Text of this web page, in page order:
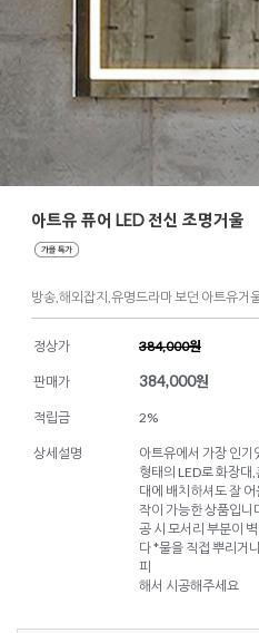
아트유 퓨어 LED 전신 조명거울
방송,해외잡지,유명드라마 보던 아트유거
정상가 384,000원
판매가 384,000원
적립금 2%
상세설명
아트유에서 가장 인
형태의 LED로 화장대
대에 배치하셔도 잘
작이 가능한 상품입니
공 시 모서리 부분이
다 *물을 직접 뿌리거
피
해서 시공해주세요